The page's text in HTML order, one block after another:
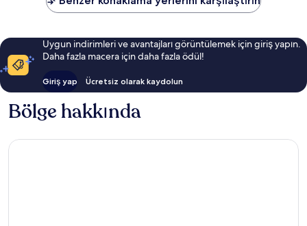
Uygun indirimleri ve avantajları görüntülemek için giriş yapın.
Daha fazla macera için daha fazla ödül!
Giriş yap Ücretsiz olarak kaydolun
Bölge hakkında